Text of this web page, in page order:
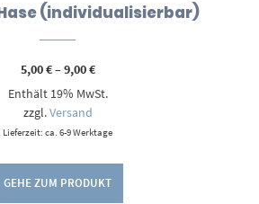
(individualisierbar)
5,00€–9,00€Preisspanne:
bis
Enthält 19% MwSt.
zzgl.Versand
Lieferzeit: ca. 6-9 Werktage
GEHE ZUM PRODUKT